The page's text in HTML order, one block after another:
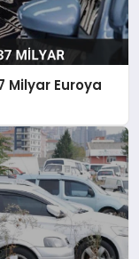
Milyar Euroya